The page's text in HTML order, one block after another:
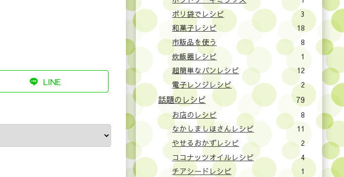
LINE
ポリ袋でレシピ
3
和菓子レシピ
18
市販品を使う
8
炊飯器レシピ
1
超簡単なパンレシピ
12
電子レンジレシピ
2
話題のレシピ 79
お店のレシピ
8
なかしましほさんレシピ
11
やせるおかずレシピ
2
ココナッツオイルレシピ
4
チアシードレシピ
1